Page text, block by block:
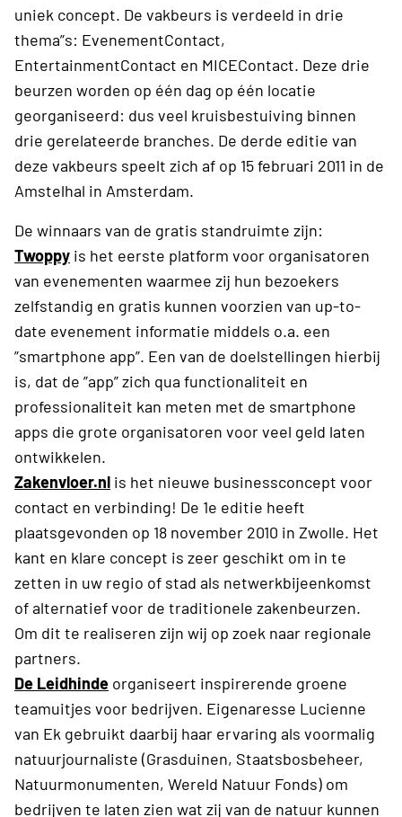
uniek concept. De vakbeurs is verdeeld in drie
thema”s: EvenementContact,
EntertainmentContact en MICEContact. Deze drie
beurzen worden op één dag op één locatie
georganiseerd: dus veel kruisbestuiving binnen
drie gerelateerde branches. De derde editie van
deze vakbeurs speelt zich af op 15 februari 2011 in de
Amstelhal in Amsterdam.
De winnaars van de gratis standruimte zijn:
Twoppy is het eerste platform voor organisatoren
van evenementen waarmee zij hun bezoekers
zelfstandig en gratis kunnen voorzien van up-to-
date evenement informatie middels o.a. een
”smartphone app”. Een van de doelstellingen hierbij
is, dat de ”app” zich qua functionaliteit en
professionaliteit kan meten met de smartphone
apps die grote organisatoren voor veel geld laten
ontwikkelen.
Zakenvloer.nl is het nieuwe businessconcept voor
contact en verbinding! De 1e editie heeft
plaatsgevonden op 18 november 2010 in Zwolle. Het
kant en klare concept is zeer geschikt om in te
zetten in uw regio of stad als netwerkbijeenkomst
of alternatief voor de traditionele zakenbeurzen.
Om dit te realiseren zijn wij op zoek naar regionale
partners.
De Leidhinde organiseert inspirerende groene
teamuitjes voor bedrijven. Eigenaresse Lucienne
van Ek gebruikt daarbij haar ervaring als voormalig
natuurjournaliste (Grasduinen, Staatsbosbeheer,
Natuurmonumenten, Wereld Natuur Fonds) om
bedrijven te laten zien wat zij van de natuur kunnen